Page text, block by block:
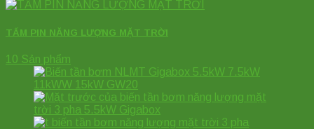
TẤM PIN NĂNG LƯỢNG MẶT TRỜI
10 Sản phẩm